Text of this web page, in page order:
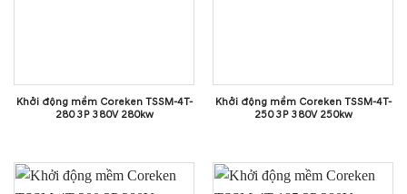
Khởi động mềm Coreken TSSM-4T-
280 3P 380V 280kw
Khởi động mềm Coreken TSSM-4T-
250 3P 380V 250kw